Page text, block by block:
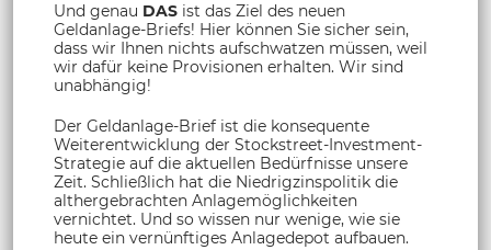
Und genau DAS ist das Ziel des neuen
Geldanlage-Briefs! Hier können Sie sicher sein,
dass wir Ihnen nichts aufschwatzen müssen, weil
wir dafür keine Provisionen erhalten. Wir sind
unabhängig!
Der Geldanlage-Brief ist die konsequente
Weiterentwicklung der Stockstreet-Investment-
Strategie auf die aktuellen Bedürfnisse unsere
Zeit. Schließlich hat die Niedrigzinspolitik die
althergebrachten Anlagemöglichkeiten
vernichtet. Und so wissen nur wenige, wie sie
heute ein vernünftiges Anlagedepot aufbauen.